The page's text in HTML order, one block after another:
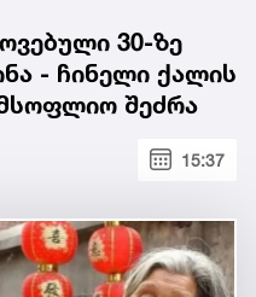
30-ზე
- ჩინელი ქალის
შეძრა
15:37